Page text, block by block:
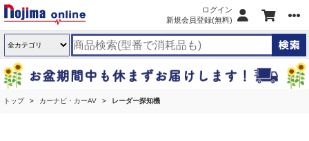
ログイン
新規会員登録(無料)
トップ カーナビ・カーAV レーダー探知機